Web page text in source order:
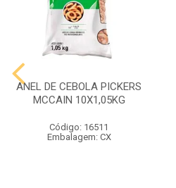
ANEL DE CEBOLA PICKERS
MCCAIN 10X1,05KG
Código: 16511
Embalagem: CX